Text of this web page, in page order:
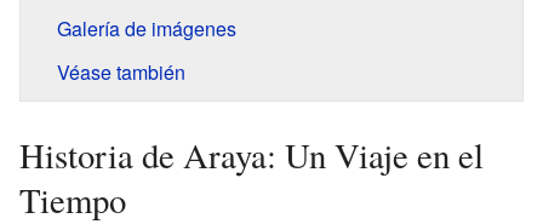
Galería de imágenes
Véase también
Historia de Araya: Un Viaje en el
Tiempo